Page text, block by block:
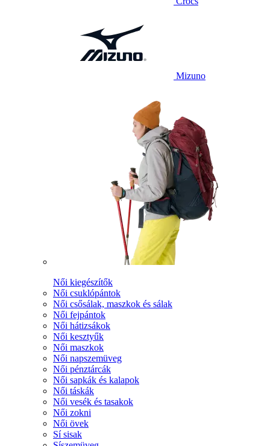
Mizuno
Női kiegészítők
Női csuklópántok
Női csősálak, maszkok és sálak
Női fejpántok
Női hátizsákok
Női kesztyűk
Női maszkok
Női napszemüveg
Női pénztárcák
Női sapkák és kalapok
Női táskák
Női vesék és tasakok
Női zokni
Női övek
Sí sisak